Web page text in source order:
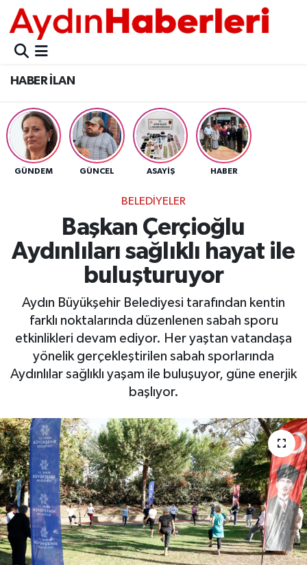
HABER İLAN
GÜNDEM GÜNCEL ASAYİŞ HABER
BELEDİYELER
Başkan Çerçioğlu
Aydınlıları sağlıklı hayat ile
buluşturuyor
Aydın Büyükşehir Belediyesi tarafından kentin
farklı noktalarında düzenlenen sabah sporu
etkinlikleri devam ediyor. Her yaştan vatandaşa
yönelik gerçekleştirilen sabah sporlarında
Aydınlılar sağlıklı yaşam ile buluşuyor, güne enerjik
başlıyor.
GÜNCEL
POLİTİKA
BELEDİYELER
ASAYİŞ
BÜLTEN
ÇEVRE
DIŞ
DÜNYA
EGE
EKOLOJİ VE ÇEVRE
BİLİM VE TEKNOLOJİ
GENEL
GÜNDEM
Aydın Nöbetçi Eczaneler
Aydın Hava Durumu
Aydin Namaz Vakitleri
Aydın Trafik Yoğunluk Haritası
Tüm Manşetler
Son Dakika Haberleri
Haber Arşivi